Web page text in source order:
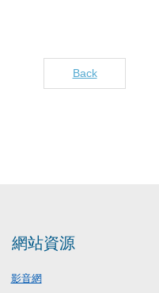
Back
網站資源
影音網